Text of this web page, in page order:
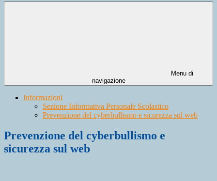
Menu di
navigazione
Informazioni
Sezione Informativa Personale Scolastico
Prevenzione del cyberbullismo e sicurezza sul web
Prevenzione del cyberbullismo e
sicurezza sul web